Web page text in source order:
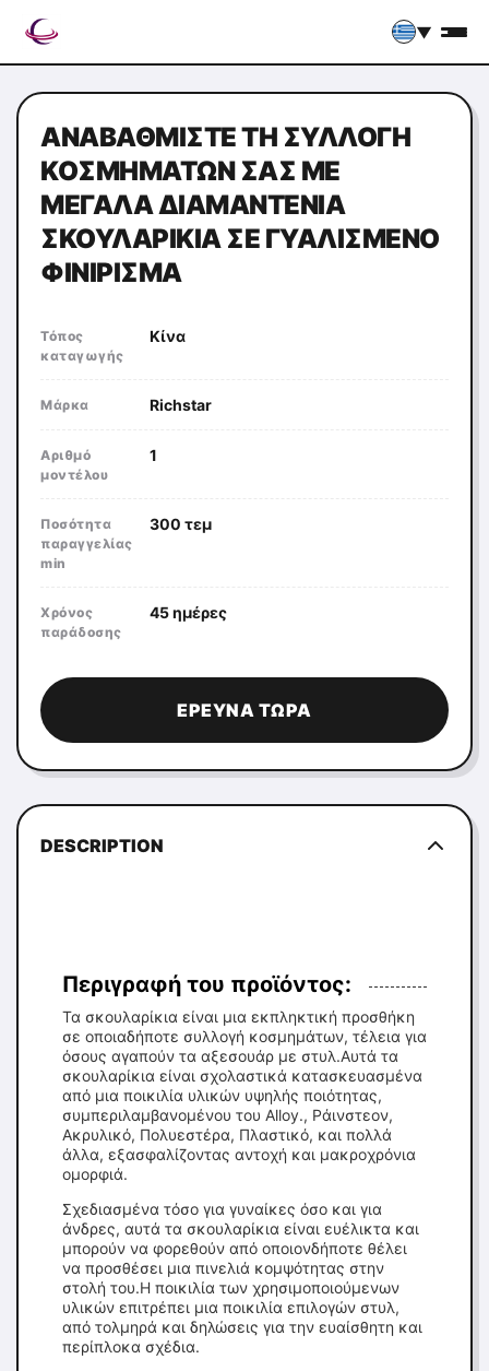
▼
ΑΝΑΒΑΘΜΊΣΤΕ ΤΗ ΣΥΛΛΟΓΉ
ΚΟΣΜΗΜΆΤΩΝ ΣΑΣ ΜΕ
ΜΕΓΆΛΑ ΔΙΑΜΑΝΤΈΝΙΑ
ΣΚΟΥΛΑΡΊΚΙΑ ΣΕ ΓΥΑΛΙΣΜΈΝΟ
ΦΙΝΊΡΙΣΜΑ
Τόπος
καταγωγής
Κίνα
Μάρκα Richstar
Αριθμό
μοντέλου
1
Ποσότητα
παραγγελίας
min
300 τεμ
Χρόνος
παράδοσης
45 ημέρες
ΈΡΕΥΝΑ ΤΏΡΑ
DESCRIPTION
Περιγραφή του προϊόντος:
Τα σκουλαρίκια είναι μια εκπληκτική προσθήκη
σε οποιαδήποτε συλλογή κοσμημάτων, τέλεια για
όσους αγαπούν τα αξεσουάρ με στυλ.Αυτά τα
σκουλαρίκια είναι σχολαστικά κατασκευασμένα
από μια ποικιλία υλικών υψηλής ποιότητας,
συμπεριλαμβανομένου του Alloy., Ράινστεον,
Ακρυλικό, Πολυεστέρα, Πλαστικό, και πολλά
άλλα, εξασφαλίζοντας αντοχή και μακροχρόνια
ομορφιά.
Σχεδιασμένα τόσο για γυναίκες όσο και για
άνδρες, αυτά τα σκουλαρίκια είναι ευέλικτα και
μπορούν να φορεθούν από οποιονδήποτε θέλει
να προσθέσει μια πινελιά κομψότητας στην
στολή του.Η ποικιλία των χρησιμοποιούμενων
υλικών επιτρέπει μια ποικιλία επιλογών στυλ,
από τολμηρά και δηλώσεις για την ευαίσθητη και
περίπλοκα σχέδια.